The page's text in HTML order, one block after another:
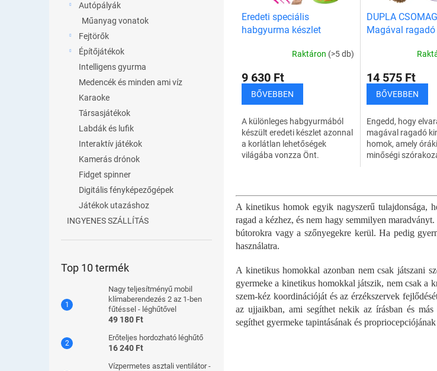
Autópályák
Műanyag vonatok
Fejtörők
Építőjátékok
Intelligens gyurma
Medencék és minden ami víz
Karaoke
Társasjátékok
Labdák és lufik
Interaktív játékok
Kamerás drónok
Fidget spinner
Digitális fényképezőgépek
Játékok utazáshoz
INGYENES SZÁLLÍTÁS
Top 10 termék
Nagy teljesítményű mobil
klímaberendezés 2 az 1-ben
fűtéssel - léghűtővel
49 180 Ft
Erőteljes hordozható léghűtő
16 240 Ft
Vízpermetes asztali ventilátor -
Eredeti speciális
habgyurma készlet
Raktáron (>5 db)
9 630 Ft
BŐVEBBEN
A különleges habgyurmából
készült eredeti készlet azonnal
a korlátlan lehetőségek
világába vonzza Önt.
DUPLA
Magával
14 575 Ft
BŐVEBBEN
Engedd, hogy
magával ragadó
homok, amely
minőségi
A kinetikus homok egyik nagyszerű tulajdonsága,
ragad a kézhez, és nem hagy semmilyen
bútorokra vagy a szőnyegekre kerül. Ha pedig
használatra.
A kinetikus homokkal azonban nem csak játszani
gyermeke a kinetikus homokkal játszik, nem csak a
szem-kéz koordinációját és az érzékszervek
az ujjaikban, ami segíthet nekik az írásban és
segíthet gyermeke tapintásának és